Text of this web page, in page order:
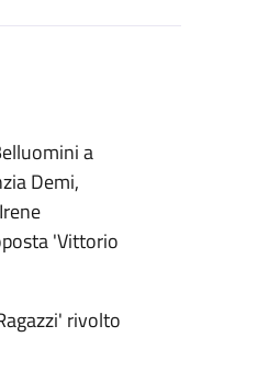
a
Demi,
'Vittorio
rivolto